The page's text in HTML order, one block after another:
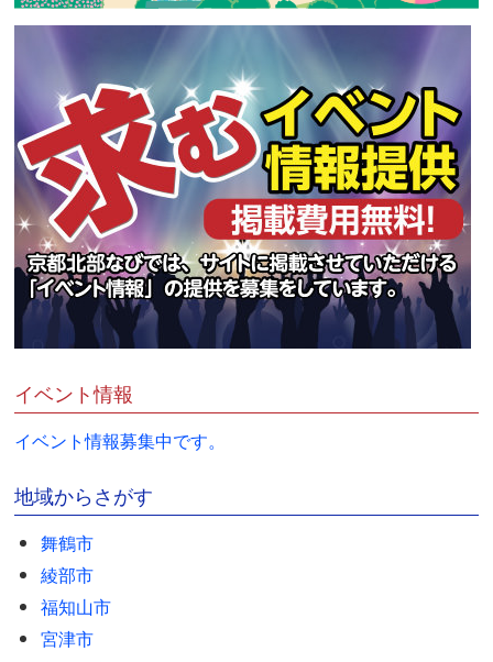
イベント情報
イベント情報募集中です。
地域からさがす
舞鶴市
綾部市
福知山市
宮津市